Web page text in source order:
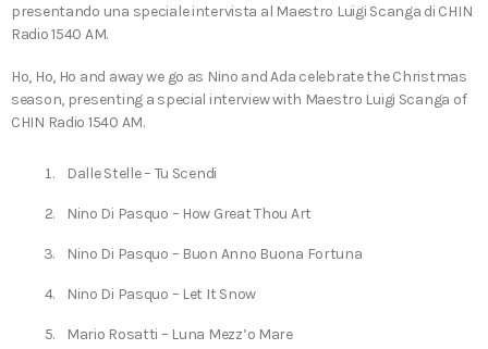
presentando una speciale intervista al Maestro Luigi Scanga di CHIN
Radio 1540 AM.
Ho, Ho, Ho and away we go as Nino and Ada celebrate the Christmas
season, presenting a special interview with Maestro Luigi Scanga of
CHIN Radio 1540 AM.
Dalle Stelle – Tu Scendi
Nino Di Pasquo – How Great Thou Art
Nino Di Pasquo – Buon Anno Buona Fortuna
Nino Di Pasquo – Let It Snow
Mario Rosatti – Luna Mezz’o Mare